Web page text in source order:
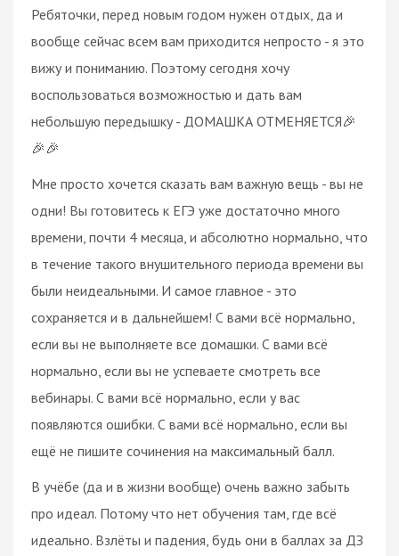
Ребяточки, перед новым годом нужен отдых, да и
вообще сейчас всем вам приходится непросто - я это
вижу и пониманию. Поэтому сегодня хочу
воспользоваться возможностью и дать вам
небольшую передышку - ДОМАШКА ОТМЕНЯЕТСЯ🎉
🎉🎉
Мне просто хочется сказать вам важную вещь - вы не
одни! Вы готовитесь к ЕГЭ уже достаточно много
времени, почти 4 месяца, и абсолютно нормально, что
в течение такого внушительного периода времени вы
были неидеальными. И самое главное - это
сохраняется и в дальнейшем! С вами всё нормально,
если вы не выполняете все домашки. С вами всё
нормально, если вы не успеваете смотреть все
вебинары. С вами всё нормально, если у вас
появляются ошибки. С вами всё нормально, если вы
ещё не пишите сочинения на максимальный балл.
В учёбе (да и в жизни вообще) очень важно забыть
про идеал. Потому что нет обучения там, где всё
идеально. Взлёты и падения, будь они в баллах за ДЗ